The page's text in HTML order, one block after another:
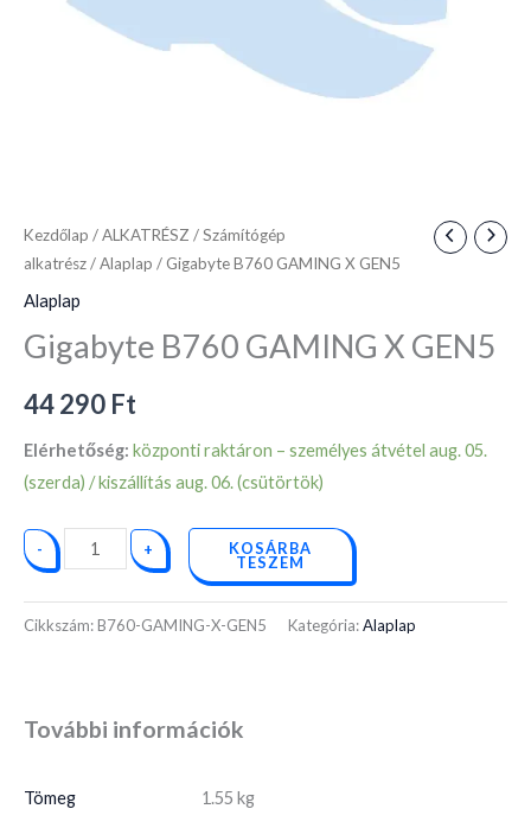
Kezdőlap /ALKATRÉSZ /Számítógép
alkatrész/Alaplap / Gigabyte B760 GAMING X GEN5
Alaplap
Gigabyte B760 GAMING X GEN5
44 290 Ft
Elérhetőség: központi raktáron – személyes átvétel aug. 05.
(szerda) / kiszállítás aug. 06. (csütörtök)
- + KOSÁRBA
TESZEM
Cikkszám:B760-GAMING-X-GEN5 Kategória:Alaplap
További információk
Tömeg 1.55 kg